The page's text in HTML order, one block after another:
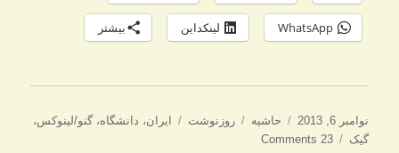
WhatsApp لینکداین بیشتر
ارسال
شده
نوامبر 6, 2013 ساختار
حاشیه دسته‌ها
روزنوشت برچسب‌ها
ایران، دانشگاه،گنو/لینوکس،
گیک
23 Comments